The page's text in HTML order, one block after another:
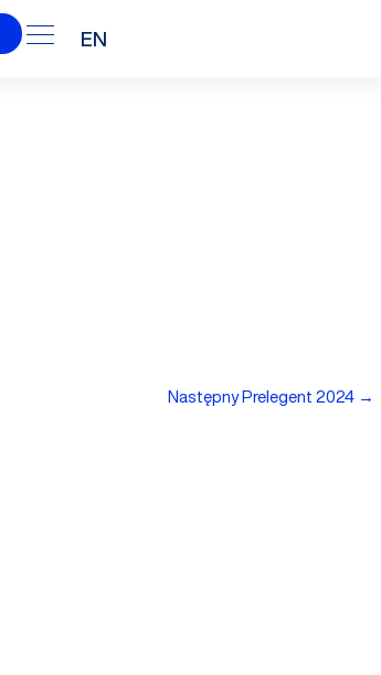
EN
Następny Prelegent 2024 →